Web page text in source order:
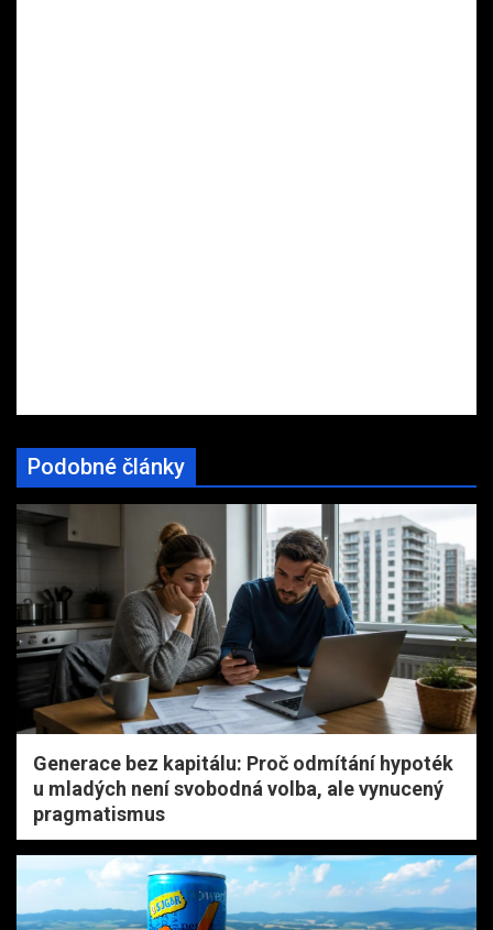
Podobné články
Generace bez kapitálu: Proč odmítání hypoték
u mladých není svobodná volba, ale vynucený
pragmatismus